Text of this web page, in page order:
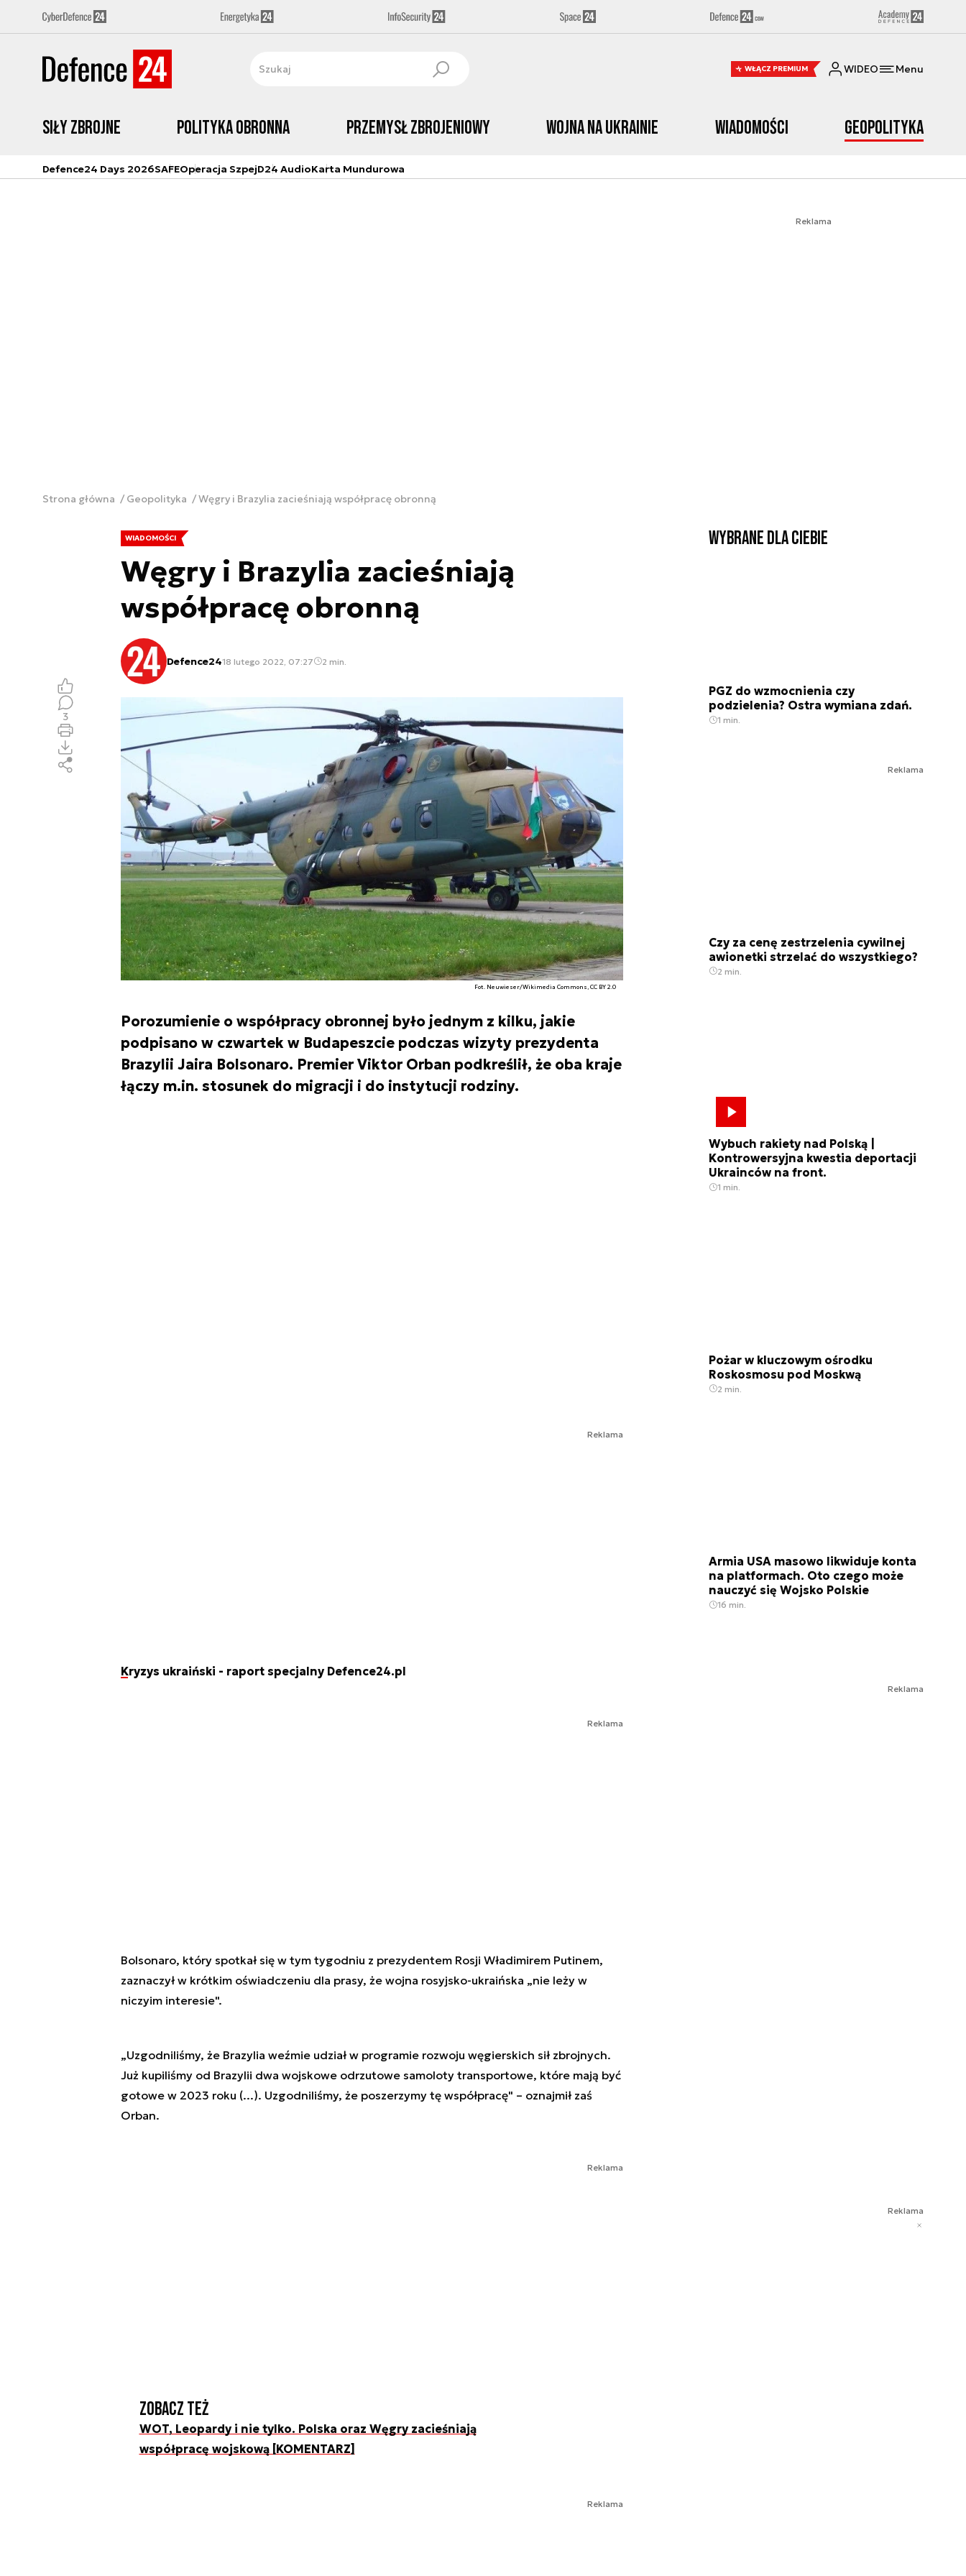
WŁĄCZ PREMIUM WIDEO Menu
Siły zbrojne Polityka obronna Przemysł Zbrojeniowy Wojna na Ukrainie Wiadomości Geopolityka
Defence24 Days 2026SAFEOperacja SzpejD24 AudioKarta Mundurowa
Reklama
Strona główna Geopolityka Węgry i Brazylia zacieśniają współpracę obronną
WIADOMOŚCI
Węgry i Brazylia zacieśniają
współpracę obronną
Defence2418 lutego 2022, 07:27 2 min.
Fot. Neuwieser/Wikimedia Commons, CC BY 2.0
Porozumienie o współpracy obronnej było jednym z kilku, jakie
podpisano w czwartek w Budapeszcie podczas wizyty prezydenta
Brazylii Jaira Bolsonaro. Premier Viktor Orban podkreślił, że oba kraje
łączy m.in. stosunek do migracji i do instytucji rodziny.
3
Reklama
Kryzys ukraiński - raport specjalny Defence24.pl
Reklama
Bolsonaro, który spotkał się w tym tygodniu z prezydentem Rosji Władimirem Putinem,
zaznaczył w krótkim oświadczeniu dla prasy, że wojna rosyjsko-ukraińska „nie leży w
niczyim interesie".
„Uzgodniliśmy, że Brazylia weźmie udział w programie rozwoju węgierskich sił zbrojnych.
Już kupiliśmy od Brazylii dwa wojskowe odrzutowe samoloty transportowe, które mają być
gotowe w 2023 roku (...). Uzgodniliśmy, że poszerzymy tę współpracę" – oznajmił zaś
Orban.
Reklama
Zobacz też
WOT, Leopardy i nie tylko. Polska oraz Węgry zacieśniają
współpracę wojskową [KOMENTARZ]
Reklama
Wybrane dla Ciebie
PGZ do wzmocnienia czy
podzielenia? Ostra wymiana zdań.
1 min.
Reklama
Czy za cenę zestrzelenia cywilnej
awionetki strzelać do wszystkiego?
2 min.
Wybuch rakiety nad Polską |
Kontrowersyjna kwestia deportacji
Ukrainców na front.
1 min.
Pożar w kluczowym ośrodku
Roskosmosu pod Moskwą
2 min.
Armia USA masowo likwiduje konta
na platformach. Oto czego może
nauczyć się Wojsko Polskie
16 min.
Reklama
Reklama